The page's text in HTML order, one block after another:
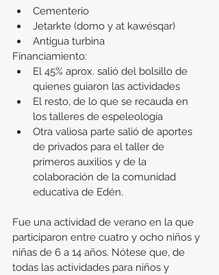
Cementerio
Jetarkte (domo y at kawésqar)
Antigua turbina
Financiamiento:
El 45% aprox. salió del bolsillo de
quienes guiaron las actividades
El resto, de lo que se recauda en
los talleres de espeleología
Otra valiosa parte salió de aportes
de privados para el taller de
primeros auxilios y de la
colaboración de la comunidad
educativa de Edén.
Fue una actividad de verano en la que
participaron entre cuatro y ocho niños y
niñas de 6 a 14 años. Nótese que, de
todas las actividades para niños y